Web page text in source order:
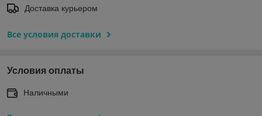
Доставка курьером
Все условия доставки
Условия оплаты
Наличными